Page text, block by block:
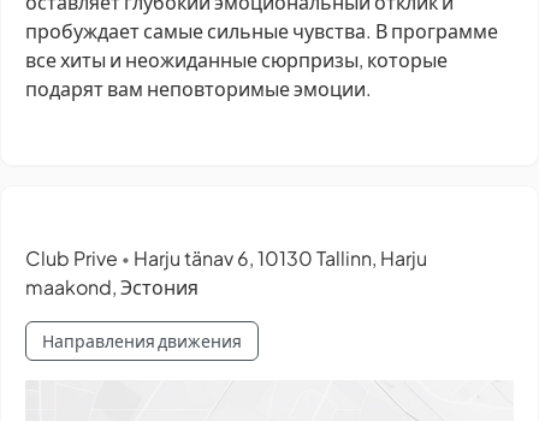
пробуждает самые сильные чувства. В программе
все хиты и неожиданные сюрпризы, которые
подарят вам неповторимые эмоции.
Club Prive • Harju tänav 6, 10130 Tallinn, Harju
maakond, Эстония
Направления движения